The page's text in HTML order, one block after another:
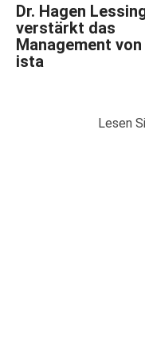
Dr. Hagen
verstärkt das
Management von
ista
Lesen